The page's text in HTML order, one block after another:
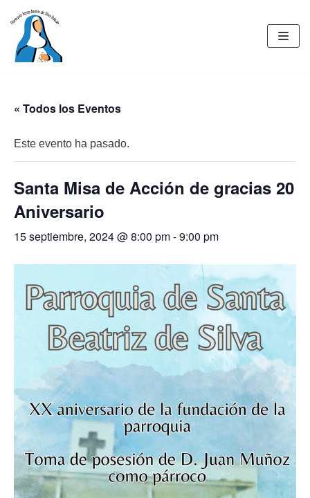
Saltar
contenido
« Todos los Eventos
Este evento ha pasado.
Santa Misa de Acción de gracias 20
Aniversario
15 septiembre, 2024 @ 8:00 pm-9:00 pm